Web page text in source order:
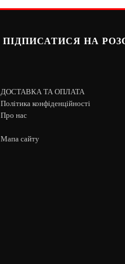
ПІДПИСАТИСЯ НА
ДОСТАВКА ТА ОПЛАТА
Політика конфіденційності
Про нас
Мапа сайту